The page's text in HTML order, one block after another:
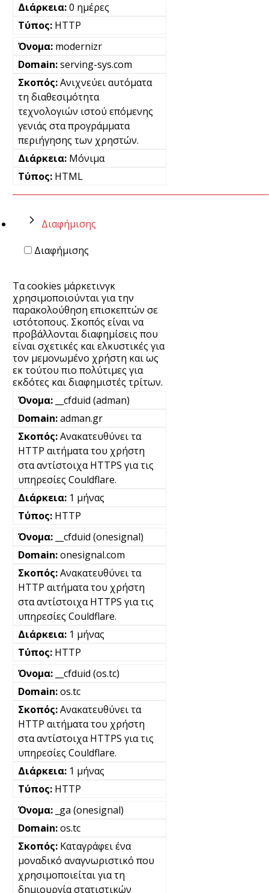
0 ημέρες
HTTP
modernizr
serving-sys.com
Ανιχνεύει αυτόματα
τη διαθεσιμότητα
τεχνολογιών ιστού επόμενης
γενιάς στα προγράμματα
περιήγησης των χρηστών.
Μόνιμα
HTML
Διαφήμισης
Διαφήμισης
Τα cookies μάρκετινγκ
χρησιμοποιούνται για την
παρακολούθηση επισκεπτών σε
ιστότοπους. Σκοπός είναι να
προβάλλονται διαφημίσεις που
είναι σχετικές και ελκυστικές για
τον μεμονωμένο χρήστη και ως
εκ τούτου πιο πολύτιμες για
εκδότες και διαφημιστές τρίτων.
__cfduid (adman)
adman.gr
Ανακατευθύνει τα
HTTP αιτήματα του χρήστη
στα αντίστοιχα HTTPS για τις
υπηρεσίες Couldflare.
1 μήνας
HTTP
__cfduid (onesignal)
onesignal.com
Ανακατευθύνει τα
HTTP αιτήματα του χρήστη
στα αντίστοιχα HTTPS για τις
υπηρεσίες Couldflare.
1 μήνας
HTTP
__cfduid (os.tc)
os.tc
Ανακατευθύνει τα
HTTP αιτήματα του χρήστη
στα αντίστοιχα HTTPS για τις
υπηρεσίες Couldflare.
1 μήνας
HTTP
_ga (onesignal)
os.tc
Καταγράφει ένα
μοναδικό αναγνωριστικό που
χρησιμοποιείται για τη
δημιουργία στατιστικών